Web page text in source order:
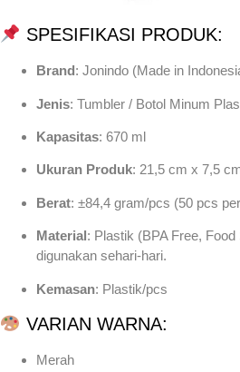
SPESIFIKASI PRODUK:
Brand: Jonindo (Made in
Jenis: Tumbler / Botol Minum
Kapasitas: 670 ml
Ukuran Produk: 21,5 cm x 7,5
Berat: ±84,4 gram/pcs (50 pcs
Material: Plastik (BPA Free,
digunakan sehari-hari.
Kemasan: Plastik/pcs
VARIAN WARNA:
Merah